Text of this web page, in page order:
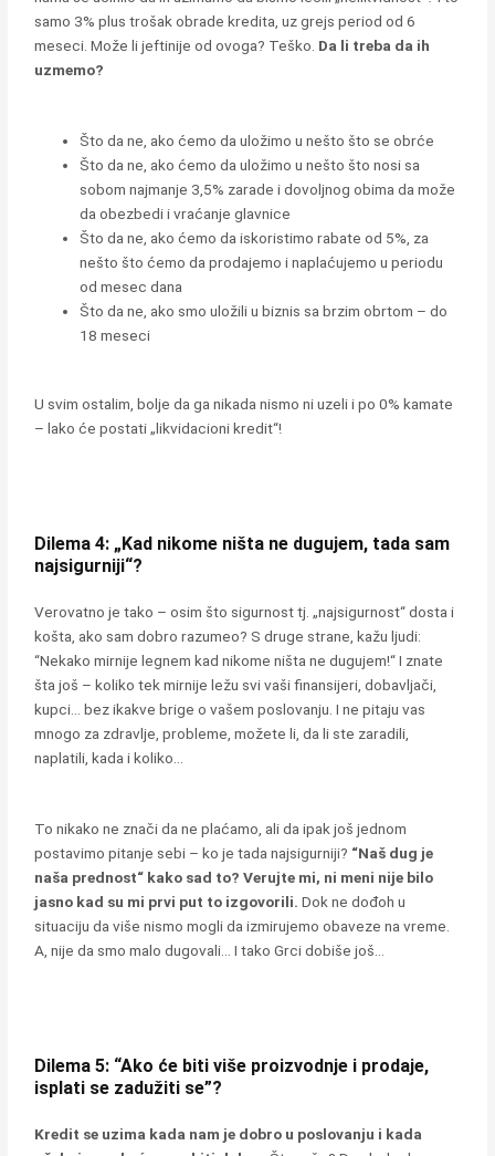
samo 3% plus trošak obrade kredita, uz grejs period od 6
meseci. Može li jeftinije od ovoga? Teško. Da li treba da ih
uzmemo?
Što da ne, ako ćemo da uložimo u nešto što se obrće
Što da ne, ako ćemo da uložimo u nešto što nosi sa
sobom najmanje 3,5% zarade i dovoljnog obima da može
da obezbedi i vraćanje glavnice
Što da ne, ako ćemo da iskoristimo rabate od 5%, za
nešto što ćemo da prodajemo i naplaćujemo u periodu
od mesec dana
Što da ne, ako smo uložili u biznis sa brzim obrtom – do
18 meseci
U svim ostalim, bolje da ga nikada nismo ni uzeli i po 0% kamate
– lako će postati „likvidacioni kredit“!
Dilema 4: „Kad nikome ništa ne dugujem, tada sam
najsigurniji“?
Verovatno je tako – osim što sigurnost tj. „najsigurnost“ dosta i
košta, ako sam dobro razumeo? S druge strane, kažu ljudi:
“Nekako mirnije legnem kad nikome ništa ne dugujem!“ I znate
šta još – koliko tek mirnije ležu svi vaši finansijeri, dobavljači,
kupci… bez ikakve brige o vašem poslovanju. I ne pitaju vas
mnogo za zdravlje, probleme, možete li, da li ste zaradili,
naplatili, kada i koliko…
To nikako ne znači da ne plaćamo, ali da ipak još jednom
postavimo pitanje sebi – ko je tada najsigurniji? “Naš dug je
naša prednost“ kako sad to? Verujte mi, ni meni nije bilo
jasno kad su mi prvi put to izgovorili.Dok ne dođoh u
situaciju da više nismo mogli da izmirujemo obaveze na vreme.
A, nije da smo malo dugovali… I tako Grci dobiše još…
Dilema 5: “Ako će biti više proizvodnje i prodaje,
isplati se zadužiti se”?
Kredit se uzima kada nam je dobro u poslovanju i kada